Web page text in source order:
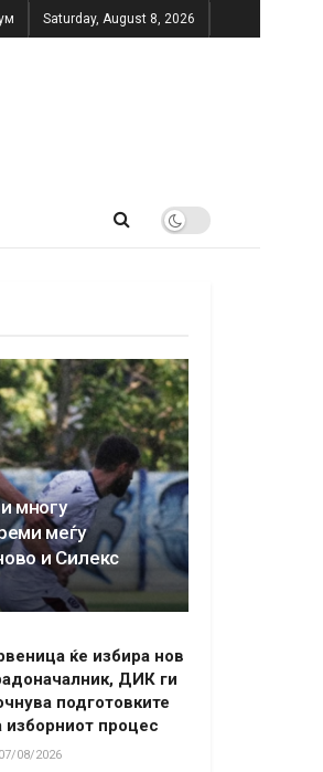
Saturday, August 8, 2026
многу
меѓу
и Силекс
ќе избира нов
ДИК ги
подготовките
изборниот процес
08/2026